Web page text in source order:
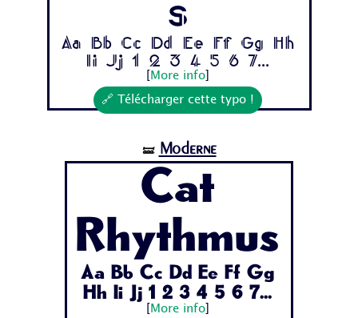
s
Aa Bb Cc Dd Ee Ff Gg Hh
Ii Jj 1 2 3 4 5 6 7...
More info]
🔗 Télécharger cette typo !
🝛 Moderne
Cat
Rhythmus
Aa Bb Cc Dd Ee Ff Gg
Hh Ii Jj 1 2 3 4 5 6 7...
More info]